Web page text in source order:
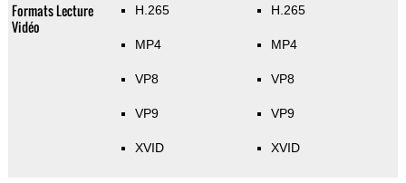
Formats Lecture
Vidéo
H.265
MP4
VP8
VP9
XVID
H.265
MP4
VP8
VP9
XVID